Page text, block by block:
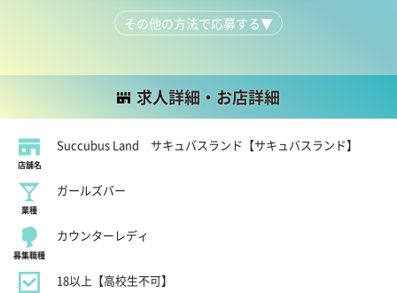
その他の方法で応募する▼
求人詳細・お店詳細
店舗名
Succubus Land サキュバスランド【サキュバスランド】
業種
ガールズバー
募集職種
カウンターレディ
18以上【高校生不可】